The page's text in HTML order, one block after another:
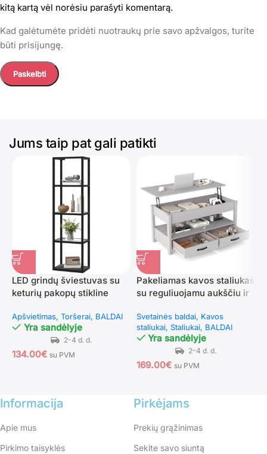
kitą kartą vėl norėsiu parašyti komentarą.
Kad galėtumėte pridėti nuotraukų prie savo apžvalgos, turite
būti prisijungę.
Jums taip pat gali patikti
LED grindų šviestuvas su
keturių pakopų stikline
ryškumu
Apšvietimas Toršerai BALDAI
Yra sandėlyje
134.00€ su PVM
Pakeliamas kavos staliukas
su reguliuojamu aukščiu ir
Svetainės baldai Kavos
staliukai Staliukai BALDAI
Yra sandėlyje
169.00€ su PVM
Informacija
Apie mus
Pirkimo taisyklės
Pirkėjams
Prekių grąžinimas
Sekite savo siuntą